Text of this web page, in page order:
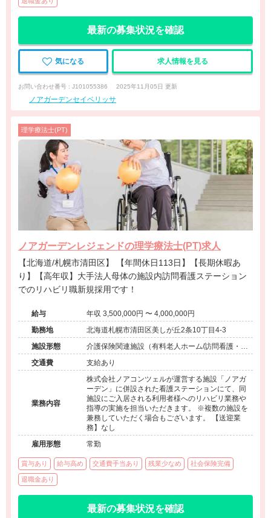
最新の募集状況を確認
気になる 求人情報を見る
お問い合わせ番号 : J101055386 2025年11月05日 更新
ノアガーデンセイベリッサ
理学療法士(PT)
ノアガーデンレジェンドの理学療法士(PT)求人
【北海道/札幌市清田区】 【年間休日113日】【長期休暇あ
り】【高年収】大手法人母体の施設内訪問看護ステーション
でのリハビリ職新規採用です！
給与
年収 3,500,000円 〜 4,000,000円
勤務地
北海道札幌市清田区美しが丘2条10丁目4-3
施設形態
介護保険関連施設（有料老人ホーム/訪問看護・リ
ハ）
交通費 支給あり
業務内容
株式会社ノアコンツェルが運営する施設「ノアガ
ーデン」に併設された看護ステーションにて、同
施設にご入居される利用者様へのリハビリ業務や
指導の実施を担当いただきます。 ※複数の施設を
兼務していただく場合もございます。 【送迎業
務】なし
雇用形態
常勤
賞与あり 給与高め 交通費手当あり 残業少なめ 社会保険完備
退職金あり
最新の募集状況を確認